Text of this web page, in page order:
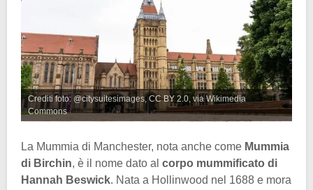
Crediti foto: @citysuitesimages, CC BY 2.0, via Wikimedia
Commons
La Mummia di Manchester, nota anche come Mummia
di Birchin, è il nome dato al corpo mummificato di
Hannah Beswick. Nata a Hollinwood nel 1688 e mora